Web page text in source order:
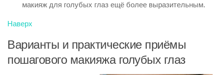
макияж для голубых глаз ещё более выразительным.
Наверх
Варианты и практические приёмы
пошагового макияжа голубых глаз